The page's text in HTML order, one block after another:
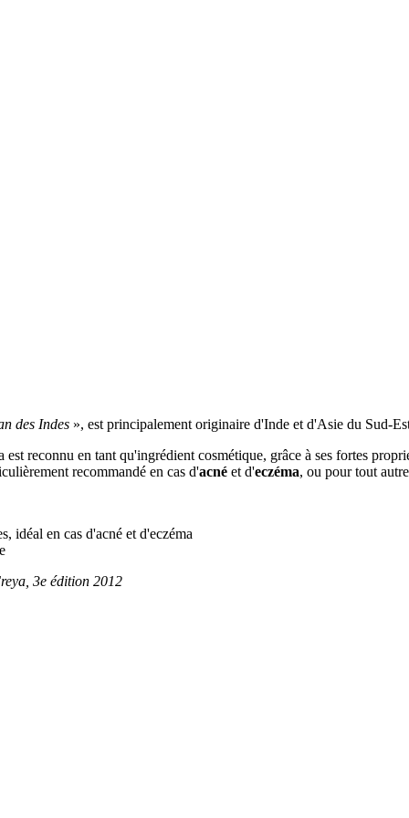
des Indes », est principalement originaire d'Inde et d'Asie du Sud-
reconnu en tant qu'ingrédient cosmétique, grâce à ses fortes
recommandé en cas d'acné et d'eczéma, ou pour tout
idéal en cas d'acné et d'eczéma
3e édition 2012